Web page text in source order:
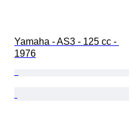
Yamaha - AS3 - 125 cc -
1976